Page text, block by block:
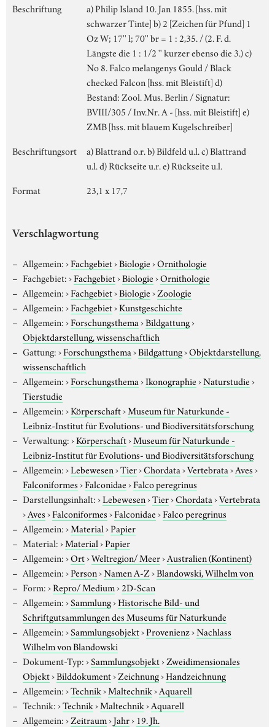
Beschriftung
a) Philip Island 10. Jan 1855. [hss. mit
schwarzer Tinte] b) 2 [Zeichen für Pfund] 1
Oz W; 17'' l; 70'' br = 1 : 2,35. / (2. F. d.
Längste die 1 : 1/2 '' kurzer ebenso die 3.) c)
No 8. Falco melangenys Gould / Black
checked Falcon [hss. mit Bleistift] d)
Bestand: Zool. Mus. Berlin / Signatur:
BVIII/305 / Inv.Nr. A - [hss. mit Bleistift] e)
ZMB [hss. mit blauem Kugelschreiber]
Beschriftungsort
a) Blattrand o.r. b) Bildfeld u.l. c) Blattrand
u.l. d) Rückseite u.r. e) Rückseite u.l.
Format
23,1 x 17,7
Verschlagwortung
Allgemein:›Fachgebiet›Biologie›Ornithologie
Fachgebiet:›Fachgebiet›Biologie›Ornithologie
Allgemein:›Fachgebiet›Biologie›Zoologie
Allgemein:›Fachgebiet›Kunstgeschichte
Allgemein:›Forschungsthema›Bildgattung›
Objektdarstellung, wissenschaftlich
Gattung:›Forschungsthema›Bildgattung›Objektdarstellung,
wissenschaftlich
Allgemein:›Forschungsthema›Ikonographie›Naturstudie›
Tierstudie
Allgemein:›Körperschaft›Museum für Naturkunde -
Leibniz-Institut für Evolutions- und Biodiversitätsforschung
Verwaltung:›Körperschaft›Museum für Naturkunde -
Leibniz-Institut für Evolutions- und Biodiversitätsforschung
Allgemein:›Lebewesen›Tier›Chordata›Vertebrata›Aves›
Falconiformes›Falconidae›Falco peregrinus
Darstellungsinhalt:›Lebewesen›Tier›Chordata›Vertebrata
›Aves›Falconiformes›Falconidae›Falco peregrinus
Allgemein:›Material›Papier
Material:›Material›Papier
Allgemein:›Ort›Weltregion/ Meer›Australien (Kontinent)
Allgemein:›Person›Namen A-Z›Blandowski, Wilhelm von
Form:›Repro/ Medium›2D-Scan
Allgemein:›Sammlung›Historische Bild- und
Schriftgutsammlungen des Museums für Naturkunde
Allgemein:›Sammlungsobjekt›Provenienz›Nachlass
Wilhelm von Blandowski
Dokument-Typ:›Sammlungsobjekt›Zweidimensionales
Objekt›Bilddokument›Zeichnung›Handzeichnung
Allgemein:›Technik›Maltechnik›Aquarell
Technik:›Technik›Maltechnik›Aquarell
Allgemein:›Zeitraum›Jahr› 19. Jh.